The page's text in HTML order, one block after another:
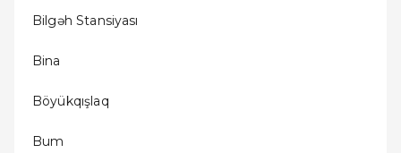
Bilgǝh Stansiyası
Bina
Böyükqışlaq
Bum